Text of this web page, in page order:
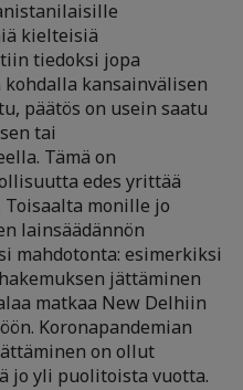
kielteisiä
tiedoksi jopa
kansainvälisen
päätös on usein saatu
tai
Tämä on
edes yrittää
monille jo
lainsäädännön
mahdotonta: esimerkiksi
jättäminen
matkaa New Delhiin
Koronapandemian
on ollut
jo yli puolitoista vuotta.